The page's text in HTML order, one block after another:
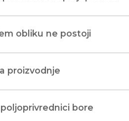
obliku ne postoji
proizvodnje
poljoprivrednici bore